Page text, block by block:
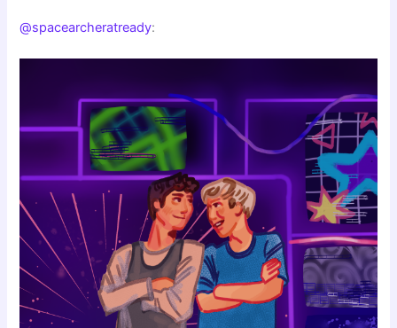
@spacearcheratready: